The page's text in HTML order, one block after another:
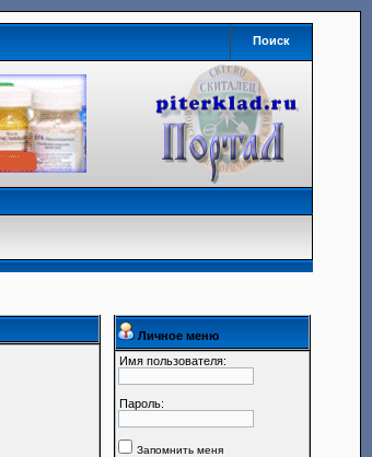
Поиск
Личное меню
Имя пользователя:
Пароль:
Запомнить меня